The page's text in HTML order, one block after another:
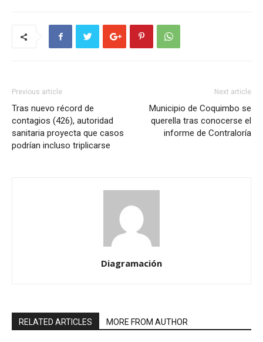
Previous article
Tras nuevo récord de
contagios (426), autoridad
sanitaria proyecta que casos
podrían incluso triplicarse
Next article
Municipio de Coquimbo se
querella tras conocerse el
informe de Contraloría
Diagramación
RELATED ARTICLES MORE FROM AUTHOR